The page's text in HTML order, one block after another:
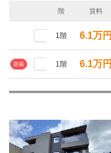
階 賃料
1階 6.1万円
新着 1階 6.1万円